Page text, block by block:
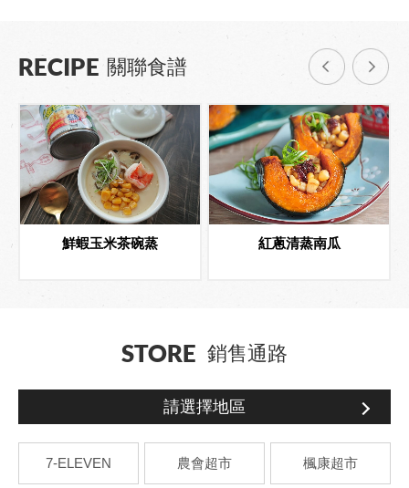
RECIPE 關聯食譜
鮮蝦玉米茶碗蒸 紅蔥清蒸南瓜
STORE 銷售通路
請選擇地區
7-ELEVEN 農會超市 楓康超市